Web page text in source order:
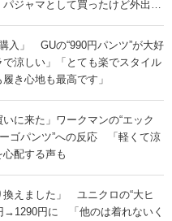
ジャマとして買ったけど外出用
入」 GUの“990円パンツ”が大好
涼しい」「とても楽でスタイル
き心地も最高です」
いに来た」ワークマンの“エック
ゴパンツ”への反応 「軽くて涼
配する声も
換えました」 ユニクロの“大ヒ
→1290円に 「他のは着れないく